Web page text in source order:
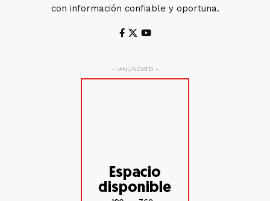
con información confiable y oportuna.
- ¡ANÚNCIATE! -